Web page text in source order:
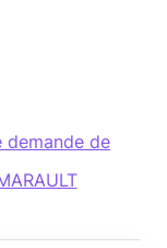
demande de